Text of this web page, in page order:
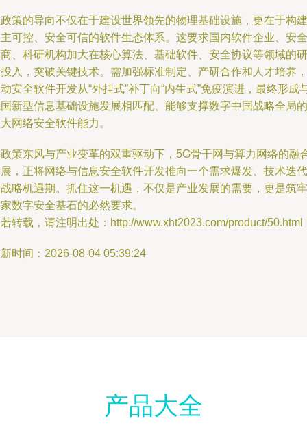
策的导向不仅在于建设世界领先的物理基础设施，更在于构建
可控、安全可信的软件生态体系。这要求国内软件企业、安全
、科研机构加大在核心算法、基础软件、安全协议等领域的研
入，突破关键技术。需加强标准制定、产研合作和人才培养，
安全软件开发从“外挂式”补丁向“内生式”免疫演进，最终形成
新型信息基础设施发展相匹配、能够支撑数字中国战略全局的
网络安全软件能力。
策东风与产业变革的双重驱动下，5G骨干网与算力网络的融
，正将网络与信息安全软件开发推向一个需求爆发、技术迭代
略机遇期。抓住这一机遇，不仅是产业发展的需要，更是筑牢
数字安全基石的必然要求。
转载，请注明出处：http://www.xht2023.com/product/50.html
时间：2026-08-04 05:39:24
产品大全